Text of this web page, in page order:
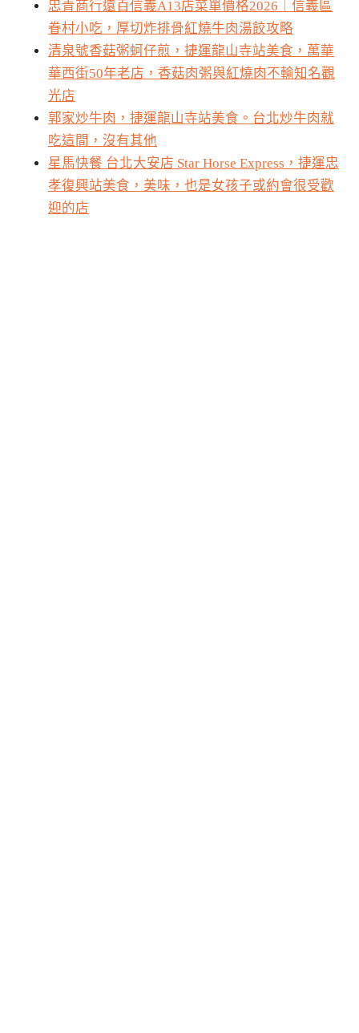
忠青商行遠百信義A13店菜單價格2026｜信義區
眷村小吃，厚切炸排骨紅燒牛肉湯餃攻略
清泉號香菇粥蚵仔煎，捷運龍山寺站美食，萬華
華西街50年老店，香菇肉粥與紅燒肉不輸知名觀
光店
郭家炒牛肉，捷運龍山寺站美食。台北炒牛肉就
吃這間，沒有其他
星馬快餐 台北大安店 Star Horse Express，捷運忠
孝復興站美食，美味，也是女孩子或約會很受歡
迎的店